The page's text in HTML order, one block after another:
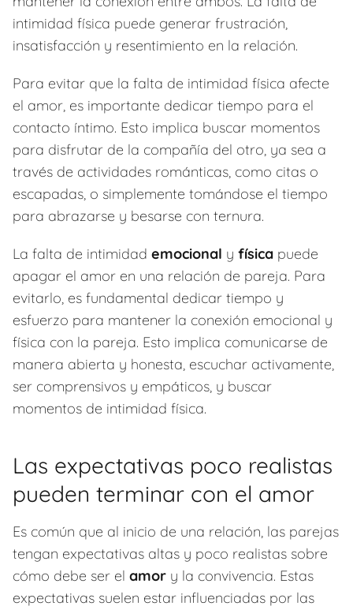
intimidad física puede generar frustración,
insatisfacción y resentimiento en la relación.
Para evitar que la falta de intimidad física afecte
el amor, es importante dedicar tiempo para el
contacto íntimo. Esto implica buscar momentos
para disfrutar de la compañía del otro, ya sea a
través de actividades románticas, como citas o
escapadas, o simplemente tomándose el tiempo
para abrazarse y besarse con ternura.
La falta de intimidad emocional y física puede
apagar el amor en una relación de pareja. Para
evitarlo, es fundamental dedicar tiempo y
esfuerzo para mantener la conexión emocional y
física con la pareja. Esto implica comunicarse de
manera abierta y honesta, escuchar activamente,
ser comprensivos y empáticos, y buscar
momentos de intimidad física.
Las expectativas poco realistas
pueden terminar con el amor
Es común que al inicio de una relación, las parejas
tengan expectativas altas y poco realistas sobre
cómo debe ser el amor y la convivencia. Estas
expectativas suelen estar influenciadas por las